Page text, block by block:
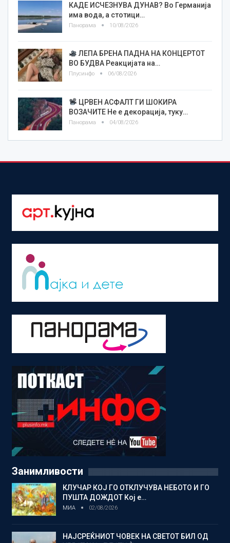
КАДЕ ИСЧЕЗНУВА ДУНАВ? Во Германија
има вода, а стотици…
Панорама 10/08/2026
ЛЕПА БРЕНА ПАДНА НА КОНЦЕРТОТ
ВО БУДВА Реакцијата на…
Плусинфо 06/08/2026
ЦРВЕН АСФАЛТ ГИ ШОКИРА
ВОЗАЧИТЕ Не е декорација, туку…
Панорама 04/08/2026
Занимливости
КЛУЧАР КОЈ ГО ОТКЛУЧУВА НЕБОТО И ГО
ПУШТА ДОЖДОТ Кој е…
МИА 02/08/2026
НАЈСРЕЌНИОТ ЧОВЕК НА СВЕТОТ БИЛ ОД